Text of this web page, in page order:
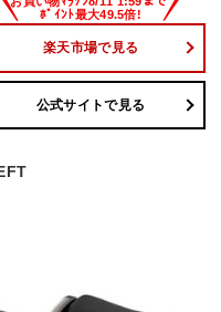
楽天市場で見る
公式サイトで見る